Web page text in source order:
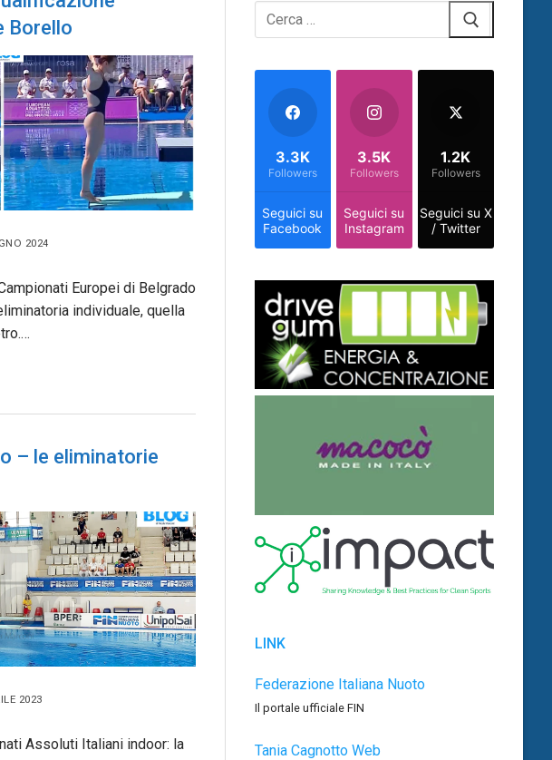
Borello
2024
Europei di Belgrado
individuale, quella
– le eliminatorie
2023
Assoluti Italiani indoor: la
Cerca:
Seguici su
Facebook
3.3K
Followers
Seguici su
Instagram
3.5K
Followers
Seguici su X
/ Twitter
1.2K
Followers
LINK
Federazione Italiana Nuoto
Il portale ufficiale FIN
Tania Cagnotto Web